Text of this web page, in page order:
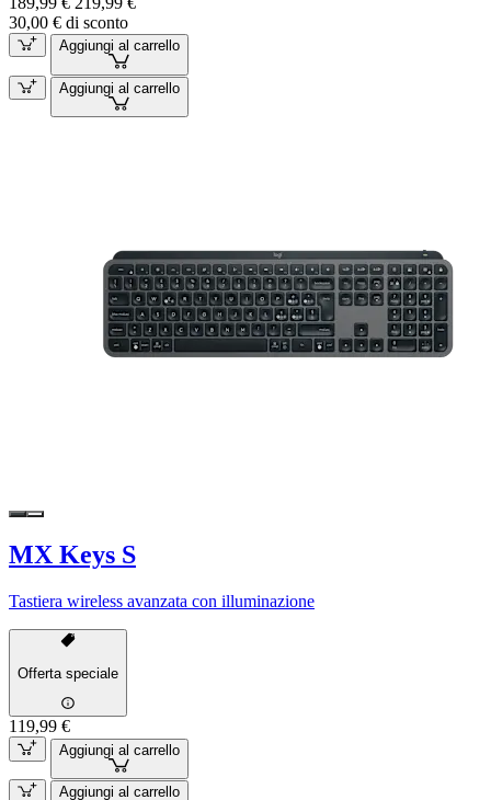
30,00 € di sconto
Aggiungi al carrello
Aggiungi al carrello
MX Keys S
Tastiera wireless avanzata con illuminazione
Offerta speciale
119,99 €
Aggiungi al carrello
Aggiungi al carrello